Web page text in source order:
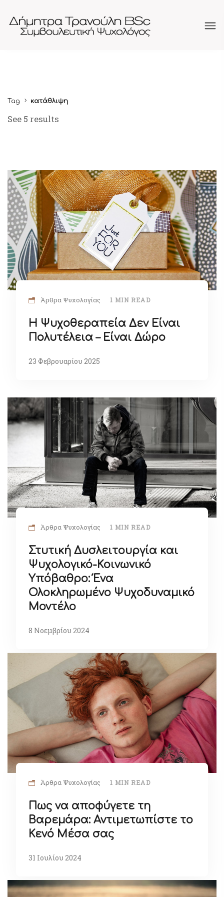
Tag κατάθλιψη
See 5 results
Άρθρα Ψυχολογίας 1 MIN READ
Η Ψυχοθεραπεία Δεν Είναι
Πολυτέλεια – Είναι Δώρο
23 Φεβρουαρίου 2025
Άρθρα Ψυχολογίας 1 MIN READ
Στυτική Δυσλειτουργία και
Ψυχολογικό-Κοινωνικό
Υπόβαθρο: Ένα
Ολοκληρωμένο Ψυχοδυναμικό
Μοντέλο
8 Νοεμβρίου 2024
Άρθρα Ψυχολογίας 1 MIN READ
Πως να αποφύγετε τη
Βαρεμάρα: Αντιμετωπίστε το
Κενό Μέσα σας
31 Ιουλίου 2024